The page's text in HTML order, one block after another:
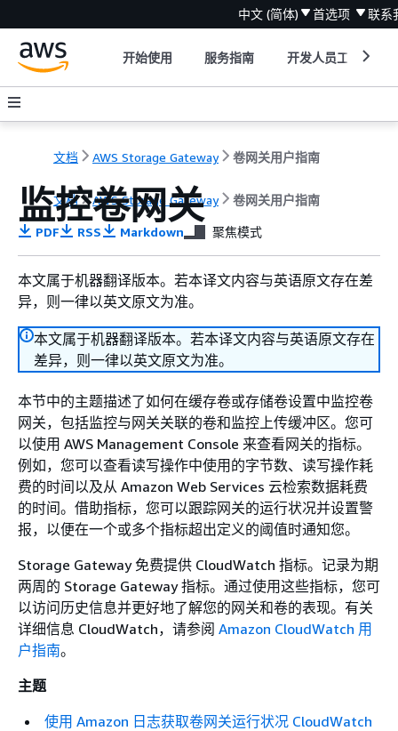
中文 (简体) 首选项 联系
开始使用 服务指南 开发人员工具
文档 AWS Storage Gateway 卷网关用户指南
文档 AWS Storage Gateway 卷网关用户指南
监控卷网关
PDF RSS Markdown 聚焦模式
本文属于机器翻译版本。若本译文内容与英语原文存在差
异，则一律以英文原文为准。
本文属于机器翻译版本。若本译文内容与英语原文存在
差异，则一律以英文原文为准。
本节中的主题描述了如何在缓存卷或存储卷设置中监控卷
网关，包括监控与网关关联的卷和监控上传缓冲区。您可
以使用 AWS Management Console 来查看网关的指标。
例如，您可以查看读写操作中使用的字节数、读写操作耗
费的时间以及从 Amazon Web Services 云检索数据耗费
的时间。借助指标，您可以跟踪网关的运行状况并设置警
报，以便在一个或多个指标超出定义的阈值时通知您。
Storage Gateway 免费提供 CloudWatch 指标。记录为期
两周的 Storage Gateway 指标。通过使用这些指标，您可
以访问历史信息并更好地了解您的网关和卷的表现。有关
详细信息 CloudWatch，请参阅 Amazon CloudWatch 用
户指南。
主题
使用 Amazon 日志获取卷网关运行状况 CloudWatch